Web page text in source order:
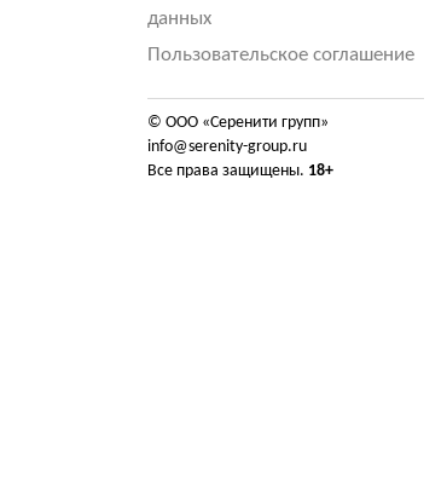
данных
Пользовательское соглашение
© ООО «Серенити групп»
info@serenity-group.ru
Все права защищены. 18+